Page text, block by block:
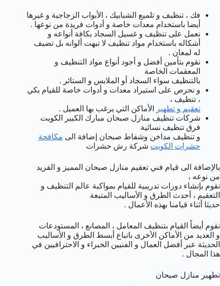
فك ، تنظيف و تلميع الشبابيك ، الأبواب الزجاجية و غيرها
أيضا باستخدام معدات خاصة و أدوات فريدة من نوعها .
نعمل على تنظيف و غسيل السجاد بكافة أنواعه و
أشكاله باستخدام مواد تنظيف لا تبهت ألوانه بل تضيف
له لمعان .
نقوم بتأمين أفضل و أجود أنواع مواد التنظيف و
المعقمات الخاصة
بالتنظيف سواء السجاد أو الملابس و الستائر .
و نحرص على استيراد معدات و أدوات خاصة للقيام بكي
، تنظيف ،
تعقيم و تطهير
الأماكن التي يرغب بها العميل .
شركات تنظيف منازل صبحان مبارك الكبير الكويت
فرق تنظيف نسائية
و تنظيف مداخن وشفاط صبحان إضافة الى مكافحة
حشرات الكويت شركة رش حشرات
بالإضافة الى قيام فني تعقيم منازل صبحان المميز و الفريد
من نوعه ،
نقوم بإنشاء دورات تدريبية للقيام بمواكبة عالم التنظيف و
التعقيم ، أحدث الطرق و الأساليب المتبعة
حديثا أثناء قيامنا بهذه الأعمال .
نقوم أيضاً القيام بتنظيف المعامل ، المصانع ، المستودعات
و العديد من الأماكن الأخرى باتباع أبسط الطرق و الأساليب
الحديثة عبر أفضل العمال و الفنيين الخبراء و الاحترافيين في
هذا المجال .
تطهير منازل صبحان